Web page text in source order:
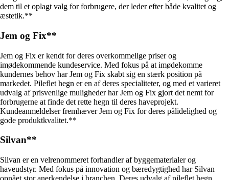
dem til et oplagt valg for forbrugere, der leder efter både kvalitet og
æstetik.**
Jem og Fix**
Jem og Fix er kendt for deres overkommelige priser og
imødekommende kundeservice. Med fokus på at imødekomme
kundernes behov har Jem og Fix skabt sig en stærk position på
markedet. Pileflet hegn er en af deres specialiteter, og med et varieret
udvalg af prisvenlige muligheder har Jem og Fix gjort det nemt for
forbrugerne at finde det rette hegn til deres haveprojekt.
Kundeanmeldelser fremhæver Jem og Fix for deres pålidelighed og
gode produktkvalitet.**
Silvan**
Silvan er en velrenommeret forhandler af byggematerialer og
haveudstyr. Med fokus på innovation og bæredygtighed har Silvan
opnået stor anerkendelse i branchen. Deres udvalg af pileflet hegn